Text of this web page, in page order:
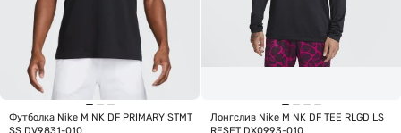
Футболка Nike M NK DF PRIMARY STMT
Лонгслив Nike M NK DF TEE RLGD LS